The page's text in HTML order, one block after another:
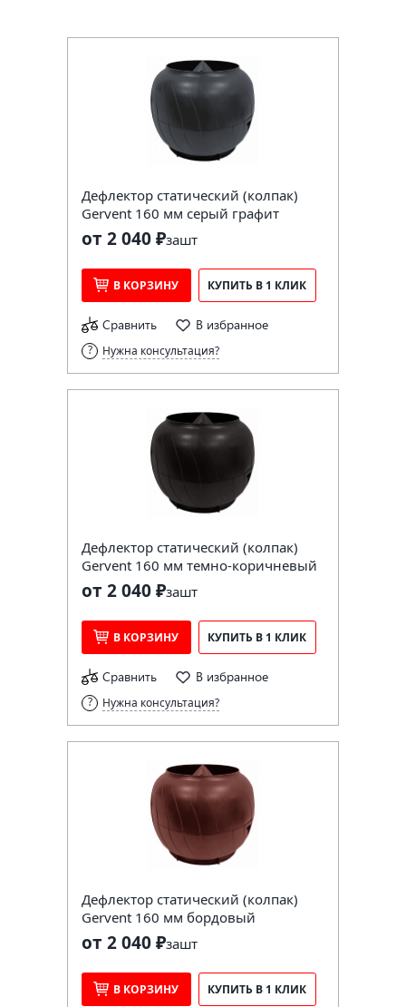
Дефлектор статический (колпак)
Gervent 160 мм серый графит
от 2 040 ₽зашт
В КОРЗИНУ КУПИТЬ В 1 КЛИК
Сравнить В избранное
Нужна консультация?
Дефлектор статический (колпак)
Gervent 160 мм темно-коричневый
от 2 040 ₽зашт
В КОРЗИНУ КУПИТЬ В 1 КЛИК
Сравнить В избранное
Нужна консультация?
Дефлектор статический (колпак)
Gervent 160 мм бордовый
от 2 040 ₽зашт
В КОРЗИНУ КУПИТЬ В 1 КЛИК